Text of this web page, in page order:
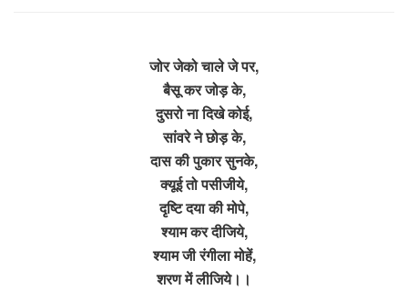
जोर जेको चाले जे पर,
बैसू कर जोड़ के,
दुसरो ना दिखे कोई,
सांवरे ने छोड़ के,
दास की पुकार सुनके,
क्यूई तो पसीजीये,
दृष्टि दया की मोपे,
श्याम कर दीजिये,
श्याम जी रंगीला मोहें,
शरण में लीजिये।।